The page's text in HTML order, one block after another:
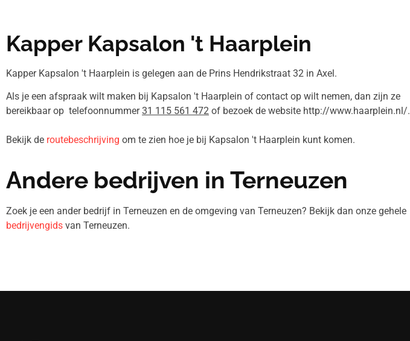
Kapper Kapsalon 't Haarplein
Kapper Kapsalon 't Haarplein is gelegen aan de Prins Hendrikstraat 32 in Axel.
Als je een afspraak wilt maken bij Kapsalon 't Haarplein of contact op wilt nemen, dan zijn ze
bereikbaar op telefoonnummer31 115 561 472 of bezoek de website http://www.haarplein.nl/.
Bekijk de routebeschrijving om te zien hoe je bij Kapsalon 't Haarplein kunt komen.
Andere bedrijven in Terneuzen
Zoek je een ander bedrijf in Terneuzen en de omgeving van Terneuzen? Bekijk dan onze gehele
bedrijvengids van Terneuzen.